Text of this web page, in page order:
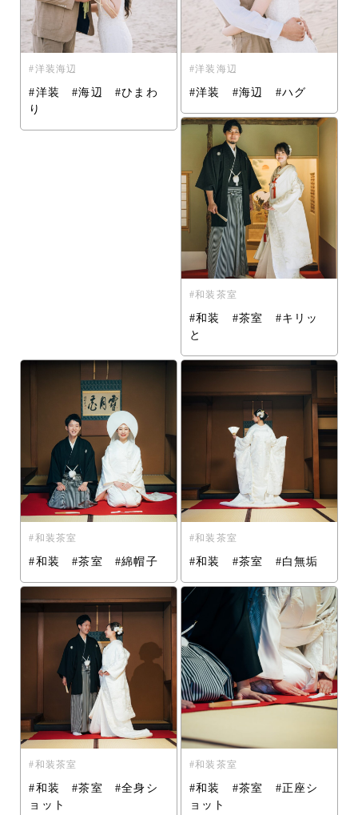
洋装海辺
#洋装 #海辺 #ひまわ
り
洋装海辺
#洋装 #海辺 #ハグ
和装茶室
#和装 #茶室 #キリッ
と
和装茶室
#和装 #茶室 #綿帽子
和装茶室
#和装 #茶室 #白無垢
和装茶室
#和装 #茶室 #全身シ
ョット
和装茶室
#和装 #茶室 #正座シ
ョット